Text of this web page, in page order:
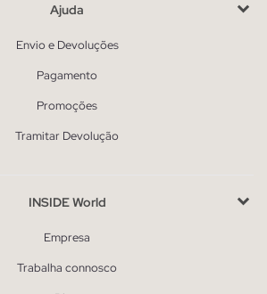
Ajuda
Envio e Devoluções
Pagamento
Promoções
Tramitar Devolução
INSIDE World
Empresa
Trabalha connosco